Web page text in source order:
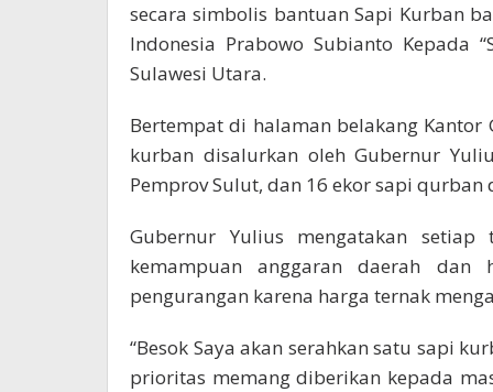
secara simbolis bantuan Sapi Kurban
Indonesia Prabowo Subianto Kepada
Sulawesi Utara.
Bertempat di halaman belakang Kantor
kurban disalurkan oleh Gubernur
Pemprov Sulut, dan 16 ekor sapi qurban
Gubernur Yulius mengatakan
kemampuan anggaran daerah
pengurangan karena harga ternak
“Besok Saya akan serahkan satu sapi
prioritas memang diberikan kepada